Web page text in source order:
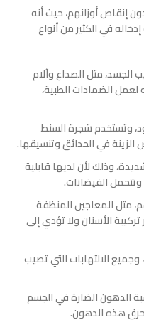
إنقاص أوزانهم، حيث أنه
في الكثير من أنواع
الجسد، مثل الصداع وآلام
لعمل الضمادات الطبية،
وتستخدم شجرة السنط
وذلك لأن لديها قابلية
الفيضانات.
مثل المعاجين المنظفة
الأسنان ولا تؤدي إلى
الالتهابات التي تصيب
الدهون الضارة في الجسم